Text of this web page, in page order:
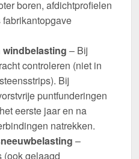
boren, afdichtprofielen
– Bij
controleren (niet in
Bij
puntfunderingen
eerste jaar en na
natrekken.
–
(ook gelaagd